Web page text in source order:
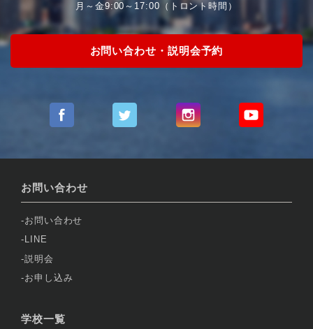
月～金9:00～17:00（トロント時間）
お問い合わせ・説明会予約
お問い合わせ
お問い合わせ
LINE
説明会
お申し込み
学校一覧